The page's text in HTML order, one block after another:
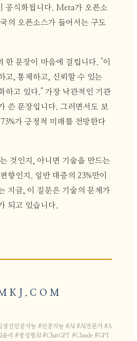
공식화됩니다. Meta가 오픈소
의 오픈소스가 들어서는 구도
한 문장이 마음에 걸립니다. "이
고, 통제하고, 신뢰할 수 있는
하고 있다." 가장 낙관적인 기관
쓴 문장입니다. 그러면서도 보
가 긍정적 미래를 전망한다
것인지, 아니면 기술을 만드는
향인지. 일반 대중의 23%만이
지금, 이 질문은 기술의 문제가
되고 있습니다.
경진인공지능 #인공지능 #AI #AI전문가 #A
리 #생성형AI #ChatGPT #Claude #GPT